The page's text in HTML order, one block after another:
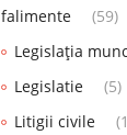
falimente
(59)
Legislația
Legislatie
(5)
Litigii civile